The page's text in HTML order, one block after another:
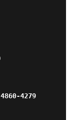
4279